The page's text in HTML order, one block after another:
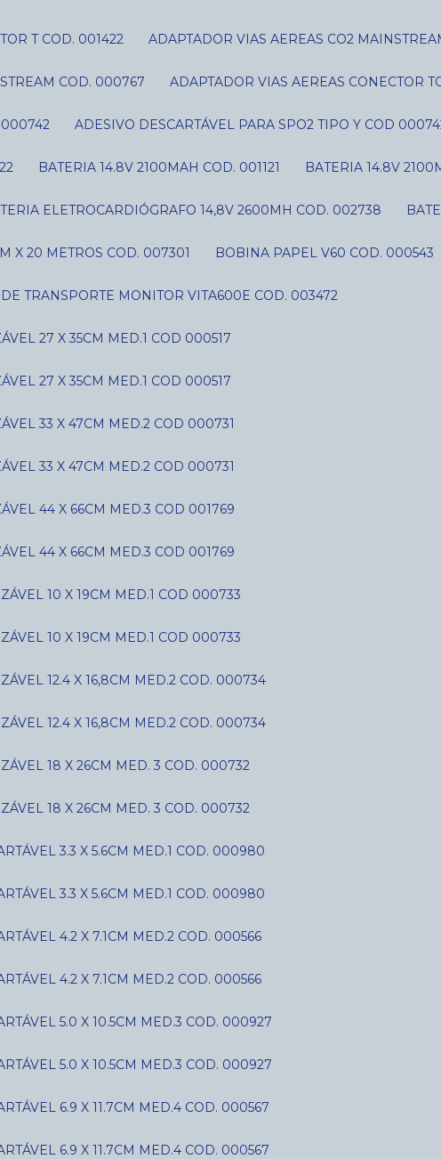
T COD. 001422 ADAPTADOR VIAS AEREAS CO2
COD. 000767 ADAPTADOR VIAS AEREAS CONECTOR
000742 ADESIVO DESCARTÁVEL PARA SPO2 TIPO Y COD
BATERIA 14.8V 2100MAH COD. 001121 BATERIA 14.8V
ELETROCARDIÓGRAFO 14,8V 2600MH COD. 002738
X 20 METROS COD. 007301 BOBINA PAPEL V60 COD. 000543
DE TRANSPORTE MONITOR VITA600E COD. 003472
27 X 35CM MED.1 COD 000517
27 X 35CM MED.1 COD 000517
33 X 47CM MED.2 COD 000731
33 X 47CM MED.2 COD 000731
44 X 66CM MED.3 COD 001769
44 X 66CM MED.3 COD 001769
10 X 19CM MED.1 COD 000733
10 X 19CM MED.1 COD 000733
12.4 X 16,8CM MED.2 COD. 000734
12.4 X 16,8CM MED.2 COD. 000734
18 X 26CM MED. 3 COD. 000732
18 X 26CM MED. 3 COD. 000732
3.3 X 5.6CM MED.1 COD. 000980
3.3 X 5.6CM MED.1 COD. 000980
4.2 X 7.1CM MED.2 COD. 000566
4.2 X 7.1CM MED.2 COD. 000566
5.0 X 10.5CM MED.3 COD. 000927
5.0 X 10.5CM MED.3 COD. 000927
6.9 X 11.7CM MED.4 COD. 000567
6.9 X 11.7CM MED.4 COD. 000567